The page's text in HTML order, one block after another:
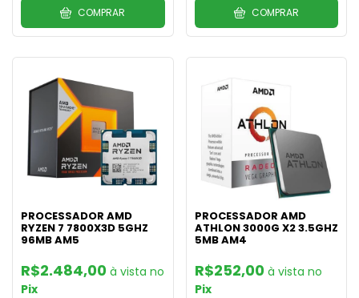
COMPRAR COMPRAR
PROCESSADOR AMD
RYZEN 7 7800X3D 5GHZ
96MB AM5
R$2.484,00
Pix
PROCESSADOR AMD
ATHLON 3000G X2 3.5GHZ
5MB AM4
R$252,00
Pix